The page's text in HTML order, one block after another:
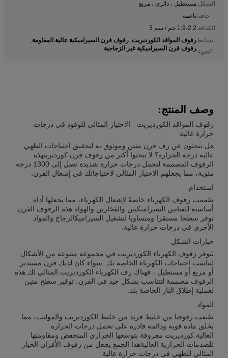
الشكل:مستطيل ، دائري ، مربع
حافة:ناعمة
الكثافة:1.9-2.2 جم / سم 3
تسليط
الضوء:
رفوف المواقد الكورديريت, رفوف فرن السيراميكية عالية المقاومة,
رفوف فرن السيراميكية غير الزجاجية
وصف المنتج:
رفوف المواقد الكورديريت - الاختيار المثالي للوقود في درجات
حرارة عالية
هل تبحثون عن رف فرن متين وموثوق به لتحقيق احتياجات الطهي
عالية درجة الحرارة؟ لا تبحثوا أكثر من رفوف فرن كورديريتهذه
الرفوف المصممة لتحمل درجات حرارة شديدة تصل إلى 1300 درجة
مئوية، مما يجعلهم الاختيار المثالي لاحتياجاتك في إشعال الفرن.
استخدام
صُممت رفوف الكهرباء خاصةً لإشعال الكهرباء، مما يجعلها أداة
أساسية للفنانين السيراميكيين والفخارين والهواة.هذه الرفوف الفرن
توفر سطحا مستقرا ومتساويا لتشغيل السيراميكالزجاج والمواد
الأخرى في درجات حرارة عالية.
خيارات الشكل
تتوفر رفوف الكهرباء الكورديريت في مجموعة متنوعة من الأشكال
لتناسب احتياجات الكهرباء الخاصة بك. سواء كان لديك فرن مستدير
أو مربع أو مستطيل ، فهناك رف الكهرباء الكورديريت المثالي لك.هذه
الرفوف مصممة لتتناسب بشكل جيد في الفرن، توفير سطح متين
لعملية إطلاق النار الخاصة بك.
المواد
صُنعت رفوفنا من خليط فريد من خليط الكورديريت والموليت، مما
يخلق مادة قوية ودائمة قادرة على تحمل درجات الحرارة
العالية.كورديريت معروفة بتوسعها الحراري المنخفض ومقاومتها
للصدمات الحرارية العاليةهذا الجمع يجعل من رفوف الأفران الخيار
المثالي للطهي في درجات حرارة عالية